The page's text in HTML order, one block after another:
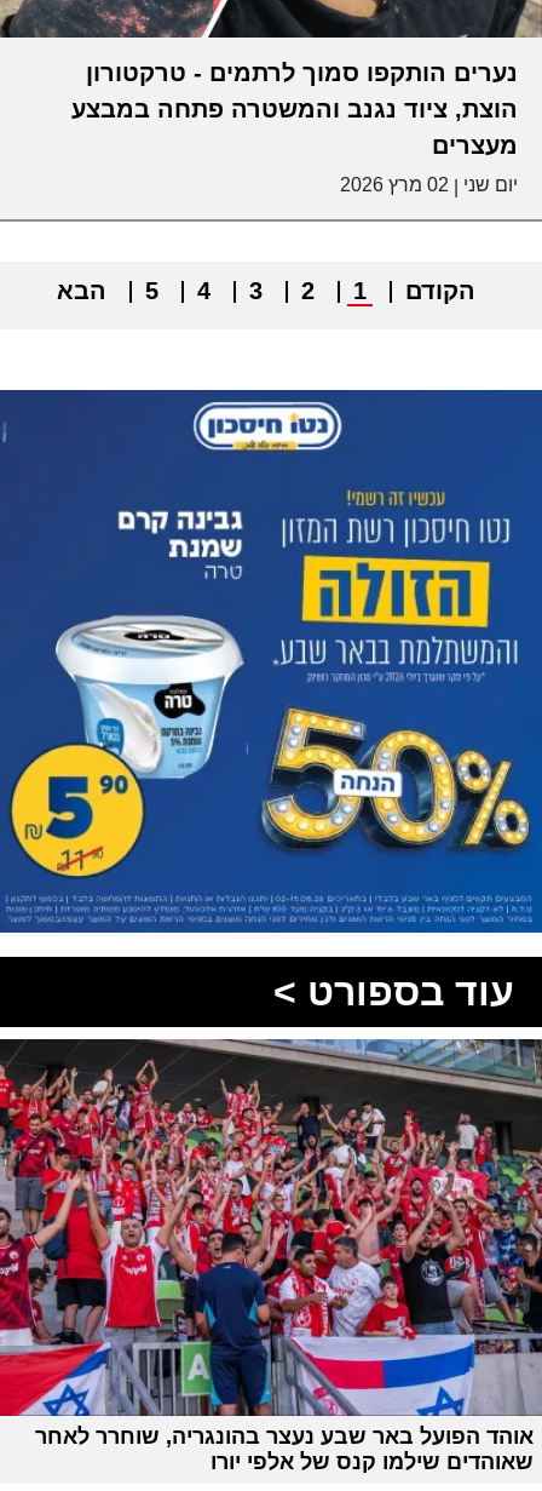
נערים הותקפו סמוך לרתמים - טרקטורון
הוצת, ציוד נגנב והמשטרה פתחה במבצע
מעצרים
יום שני 02 מרץ 2026
הקודם 1
2
3
4
5 הבא
עוד בספורט >
אוהד הפועל באר שבע נעצר בהונגריה, שוחרר לאחר
שאוהדים שילמו קנס של אלפי יורו